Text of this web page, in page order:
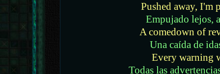
Pushed away, I'm
Empujado lejos,
A comedown of
Una caída de
Every warning
Todas las